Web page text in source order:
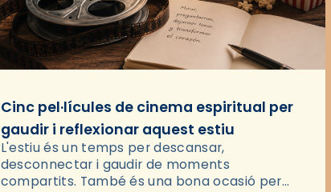
Cinc pel·lícules de cinema espiritual per
gaudir i reflexionar aquest estiu
L'estiu és un temps per descansar,
desconnectar i gaudir de moments
compartits. També és una bona ocasió per